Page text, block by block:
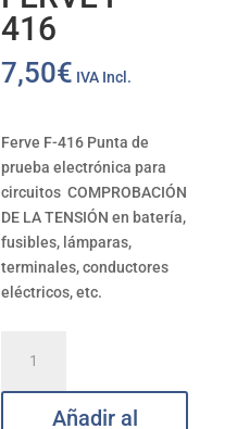
416
7,50€ IVA Incl.
Ferve F-416 Punta de
prueba electrónica para
circuitos COMPROBACIÓN
DE LA TENSIÓN en batería,
fusibles, lámparas,
terminales, conductores
eléctricos, etc.
prueba
electrónicaAñadir al